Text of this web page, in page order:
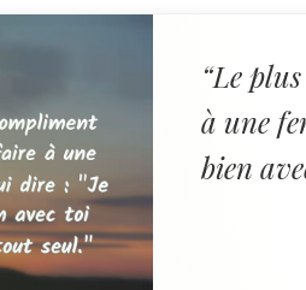
“Le
à une
bien